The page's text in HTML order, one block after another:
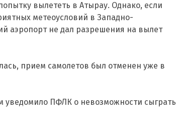
вылететь в Атырау. Однако, если
метеоусловий в Западно-
аэропорт не дал разрешения на вылет
прием самолетов был отменен уже в
уведомило ПФЛК о невозможности сыграть